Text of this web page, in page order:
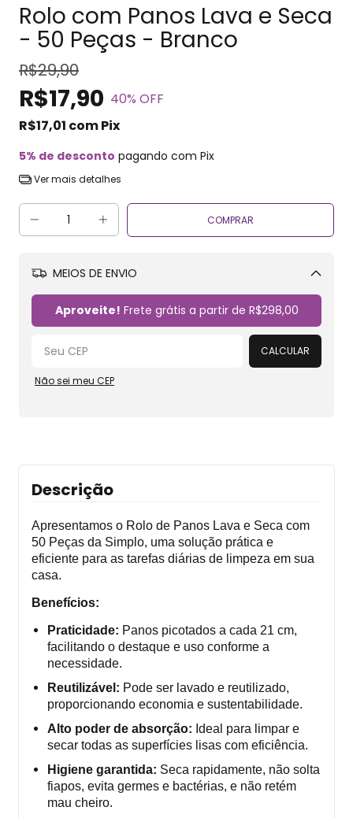
Rolo com Panos Lava e Seca
- 50 Peças - Branco
R$29,90
R$17,90 40% OFF
R$17,01 comPix
5% de desconto pagando com Pix
Ver mais detalhes
MEIOS DE ENVIO
Aproveite! Frete grátis a partir de R$298,00
CALCULAR
Não sei meu CEP
Descrição
Apresentamos o Rolo de Panos Lava e Seca com
50 Peças da Simplo, uma solução prática e
eficiente para as tarefas diárias de limpeza em sua
casa.
Benefícios:
Praticidade: Panos picotados a cada 21 cm,
facilitando o destaque e uso conforme a
necessidade.
Reutilizável: Pode ser lavado e reutilizado,
proporcionando economia e sustentabilidade.
Alto poder de absorção: Ideal para limpar e
secar todas as superfícies lisas com eficiência.
Higiene garantida: Seca rapidamente, não solta
fiapos, evita germes e bactérias, e não retém
mau cheiro.